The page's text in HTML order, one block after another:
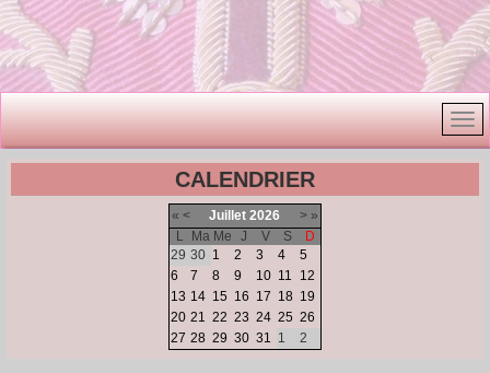
CALENDRIER
« < Juillet 2026 > »
L
Ma Me J V S
D
29 30 1 2 3 4
5
6
7 8 9 10 11
12
13 14 15 16 17 18 19
20 21 22 23 24 25 26
27 28 29 30 31 1 2